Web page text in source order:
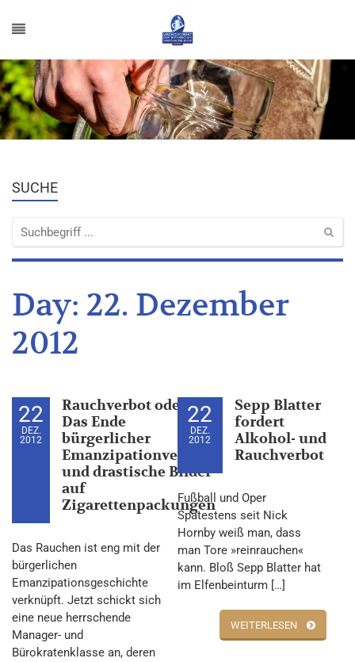
SUCHE
Day: 22. Dezember
2012
22
DEZ.
2012
Rauchverbot oder:
Das Ende
bürgerlicher
Emanzipationverbot
und drastische Bilder
auf
Zigarettenpackungen
Das Rauchen ist eng mit der
bürgerlichen
Emanzipationsgeschichte
verknüpft. Jetzt schickt sich
eine neue herrschende
Manager- und
Bürokratenklasse an, deren
22
DEZ.
2012
Sepp Blatter
fordert
Alkohol- und
Rauchverbot
Fußball und Oper
Spätestens seit Nick
Hornby weiß man, dass
man Tore »reinrauchen«
kann. Bloß Sepp Blatter hat
im Elfenbeinturm […]
WEITERLESEN